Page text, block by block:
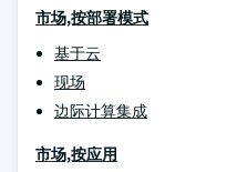
市场,按部署模式
基于云
现场
边际计算集成
市场,按应用